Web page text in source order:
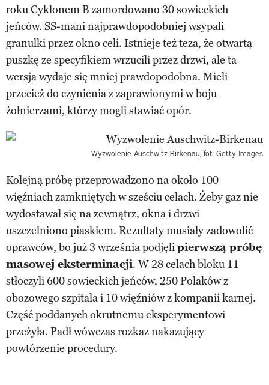
roku Cyklonem B zamordowano 30 sowieckich
jeńców. SS-maninajprawdopodobniej wsypali
granulki przez okno celi. Istnieje też teza, że otwartą
puszkę ze specyfikiem wrzucili przez drzwi, ale ta
wersja wydaje się mniej prawdopodobna. Mieli
przecież do czynienia z zaprawionymi w boju
żołnierzami, którzy mogli stawiać opór.
Wyzwolenie Auschwitz-Birkenau, fot. Getty Images
Kolejną próbę przeprowadzono na około 100
więźniach zamkniętych w sześciu celach. Żeby gaz nie
wydostawał się na zewnątrz, okna i drzwi
uszczelniono piaskiem. Rezultaty musiały zadowolić
oprawców, bo już 3 września podjęlipierwszą próbę
masowej eksterminacji. W 28 celach bloku 11
stłoczyli 600 sowieckich jeńców, 250 Polaków z
obozowego szpitala i 10 więźniów z kompanii karnej.
Część poddanych okrutnemu eksperymentowi
przeżyła. Padł wówczas rozkaz nakazujący
powtórzenie procedury.